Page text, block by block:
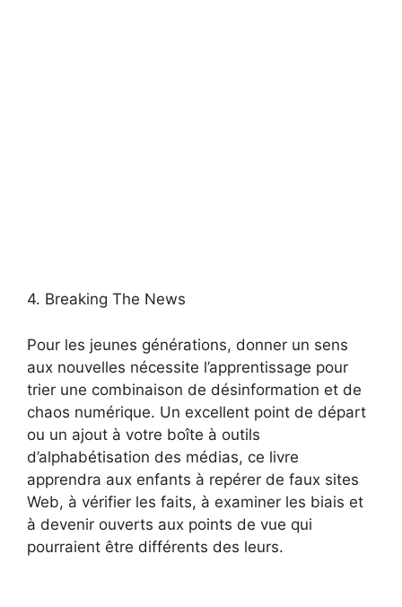
4. Breaking The News
Pour les jeunes générations, donner un sens
aux nouvelles nécessite l’apprentissage pour
trier une combinaison de désinformation et de
chaos numérique. Un excellent point de départ
ou un ajout à votre boîte à outils
d’alphabétisation des médias, ce livre
apprendra aux enfants à repérer de faux sites
Web, à vérifier les faits, à examiner les biais et
à devenir ouverts aux points de vue qui
pourraient être différents des leurs.